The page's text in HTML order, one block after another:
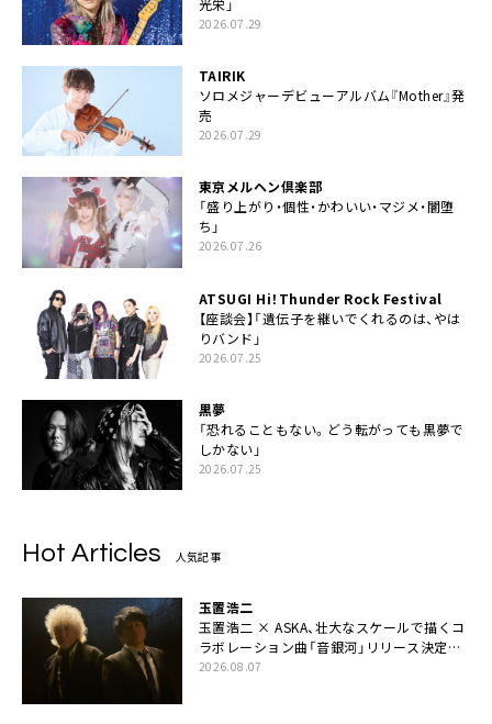
光栄」
2026.07.29
TAIRIK
ソロメジャーデビューアルバム『Mother』発
売
2026.07.29
東京メルヘン倶楽部
「盛り上がり・個性・かわいい・マジメ・闇堕
ち」
2026.07.26
ATSUGI Hi！Thunder Rock Festival
【座談会】「遺伝子を継いでくれるのは、やは
りバンド」
2026.07.25
黒夢
「恐れることもない。どう転がっても黒夢で
しかない」
2026.07.25
Hot Articles 人気記事
玉置浩二
玉置浩二 × ASKA、壮大なスケールで描くコ
ラボレーション曲「音銀河」リリース決定。
カップリングには新曲「命の宿り」収録も
2026.08.07